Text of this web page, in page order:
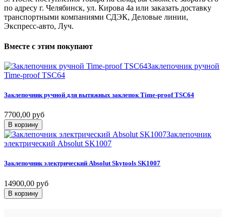
по адресу г. Челябинск, ул. Кирова 4а или заказать доставку
транспортными компаниями СДЭК, Деловые линии,
Экспресс-авто, Луч.
Вместе с этим покупают
Заклепочник ручной
Time-proof TSC64
Заклепочник ручной для вытяжных заклепок Time-proof TSC64
7700,00 руб
В корзину
Заклепочник
электрический Absolut SK1007
Заклепочник электрический Absolut Skytools SK1007
14900,00 руб
В корзину